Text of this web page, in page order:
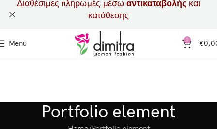
Menu 0 €
Portfolio element
Διαθέσιμες πληρωμές μέσω αντικαταβολής και
κατάθεσης